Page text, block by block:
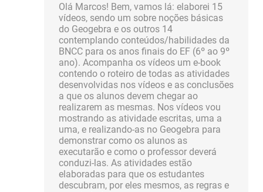
Olá Marcos! Bem, vamos lá: elaborei 15
vídeos, sendo um sobre noções básicas
do Geogebra e os outros 14
contemplando conteúdos/habilidades da
BNCC para os anos finais do EF (6º ao 9º
ano). Acompanha os vídeos um e-book
contendo o roteiro de todas as atividades
desenvolvidas nos vídeos e as conclusões
a que os alunos devem chegar ao
realizarem as mesmas. Nos vídeos vou
mostrando as atividade escritas, uma a
uma, e realizando-as no Geogebra para
demonstrar como os alunos as
executarão e como o professor deverá
conduzi-las. As atividades estão
elaboradas para que os estudantes
descubram, por eles mesmos, as regras e